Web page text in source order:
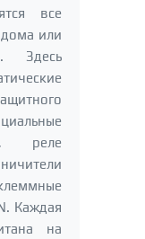
все
или
Здесь
реле
Каждая
на